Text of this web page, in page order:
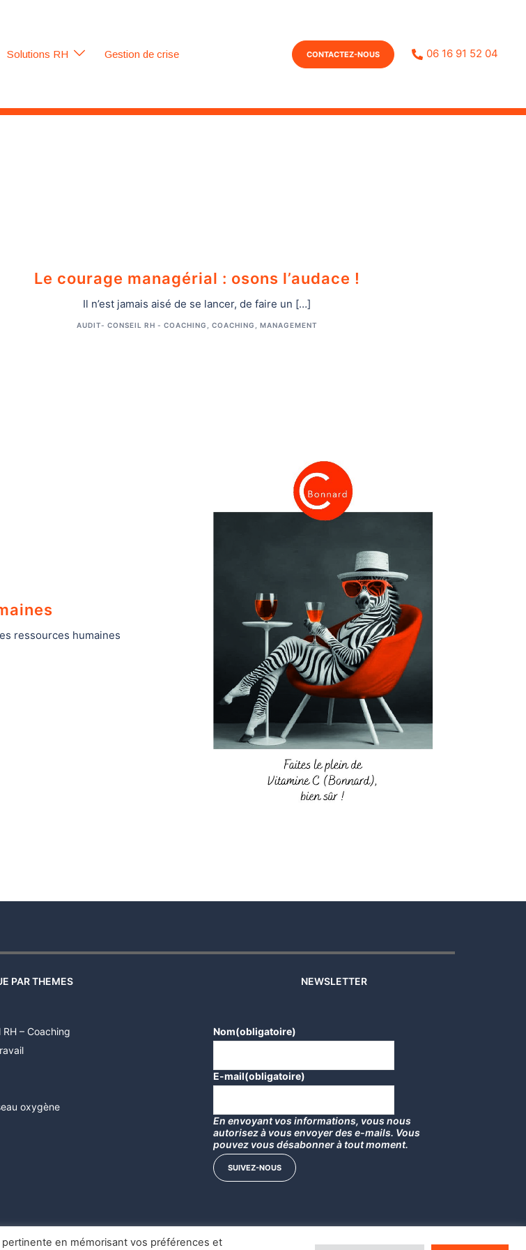
Solutions RH Gestion de crise CONTACTEZ-NOUS 06 16 91 52 04
Le courage managérial : osons l’audace !
Il n’est jamais aisé de se lancer, de faire un […]
AUDIT- CONSEIL RH - COACHING , COACHING , MANAGEMENT
ressources humaines
PAR THEMES
– Coaching
oxygène
NEWSLETTER
Nom(obligatoire)
E-mail(obligatoire)
En envoyant vos informations, vous nous
autorisez à vous envoyer des e-mails. Vous
pouvez vous désabonner à tout moment.
SUIVEZ-NOUS
en mémorisant vos préférences et